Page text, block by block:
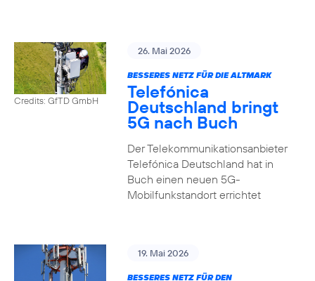
Credits: GfTD GmbH
26. Mai 2026
BESSERES NETZ FÜR DIE ALTMARK
Telefónica
Deutschland bringt
5G nach Buch
Der Telekommunikationsanbieter
Telefónica Deutschland hat in
Buch einen neuen 5G-
Mobilfunkstandort errichtet
19. Mai 2026
BESSERES NETZ FÜR DEN